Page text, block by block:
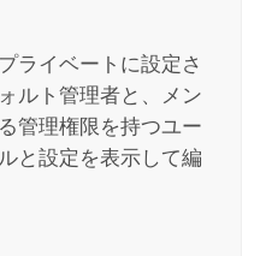
ライベートに設定さ
ルト管理者と、メン
管理権限を持つユー
と設定を表示して編